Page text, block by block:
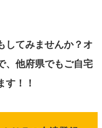
してみませんか？オ
、他府県でもご自宅
す！！